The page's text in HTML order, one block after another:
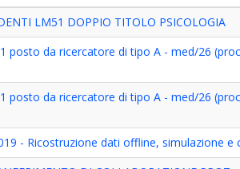
LM51 DOPPIO TITOLO PSICOLOGIA
posto da ricercatore di tipo A - med/26
posto da ricercatore di tipo A - med/26
- Ricostruzione dati offline, simulazione